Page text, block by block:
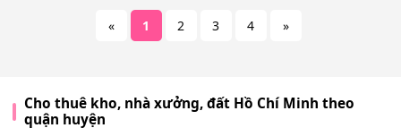
« 1 2 3 4 »
Cho thuê kho, nhà xưởng, đất Hồ Chí Minh theo
quận huyện